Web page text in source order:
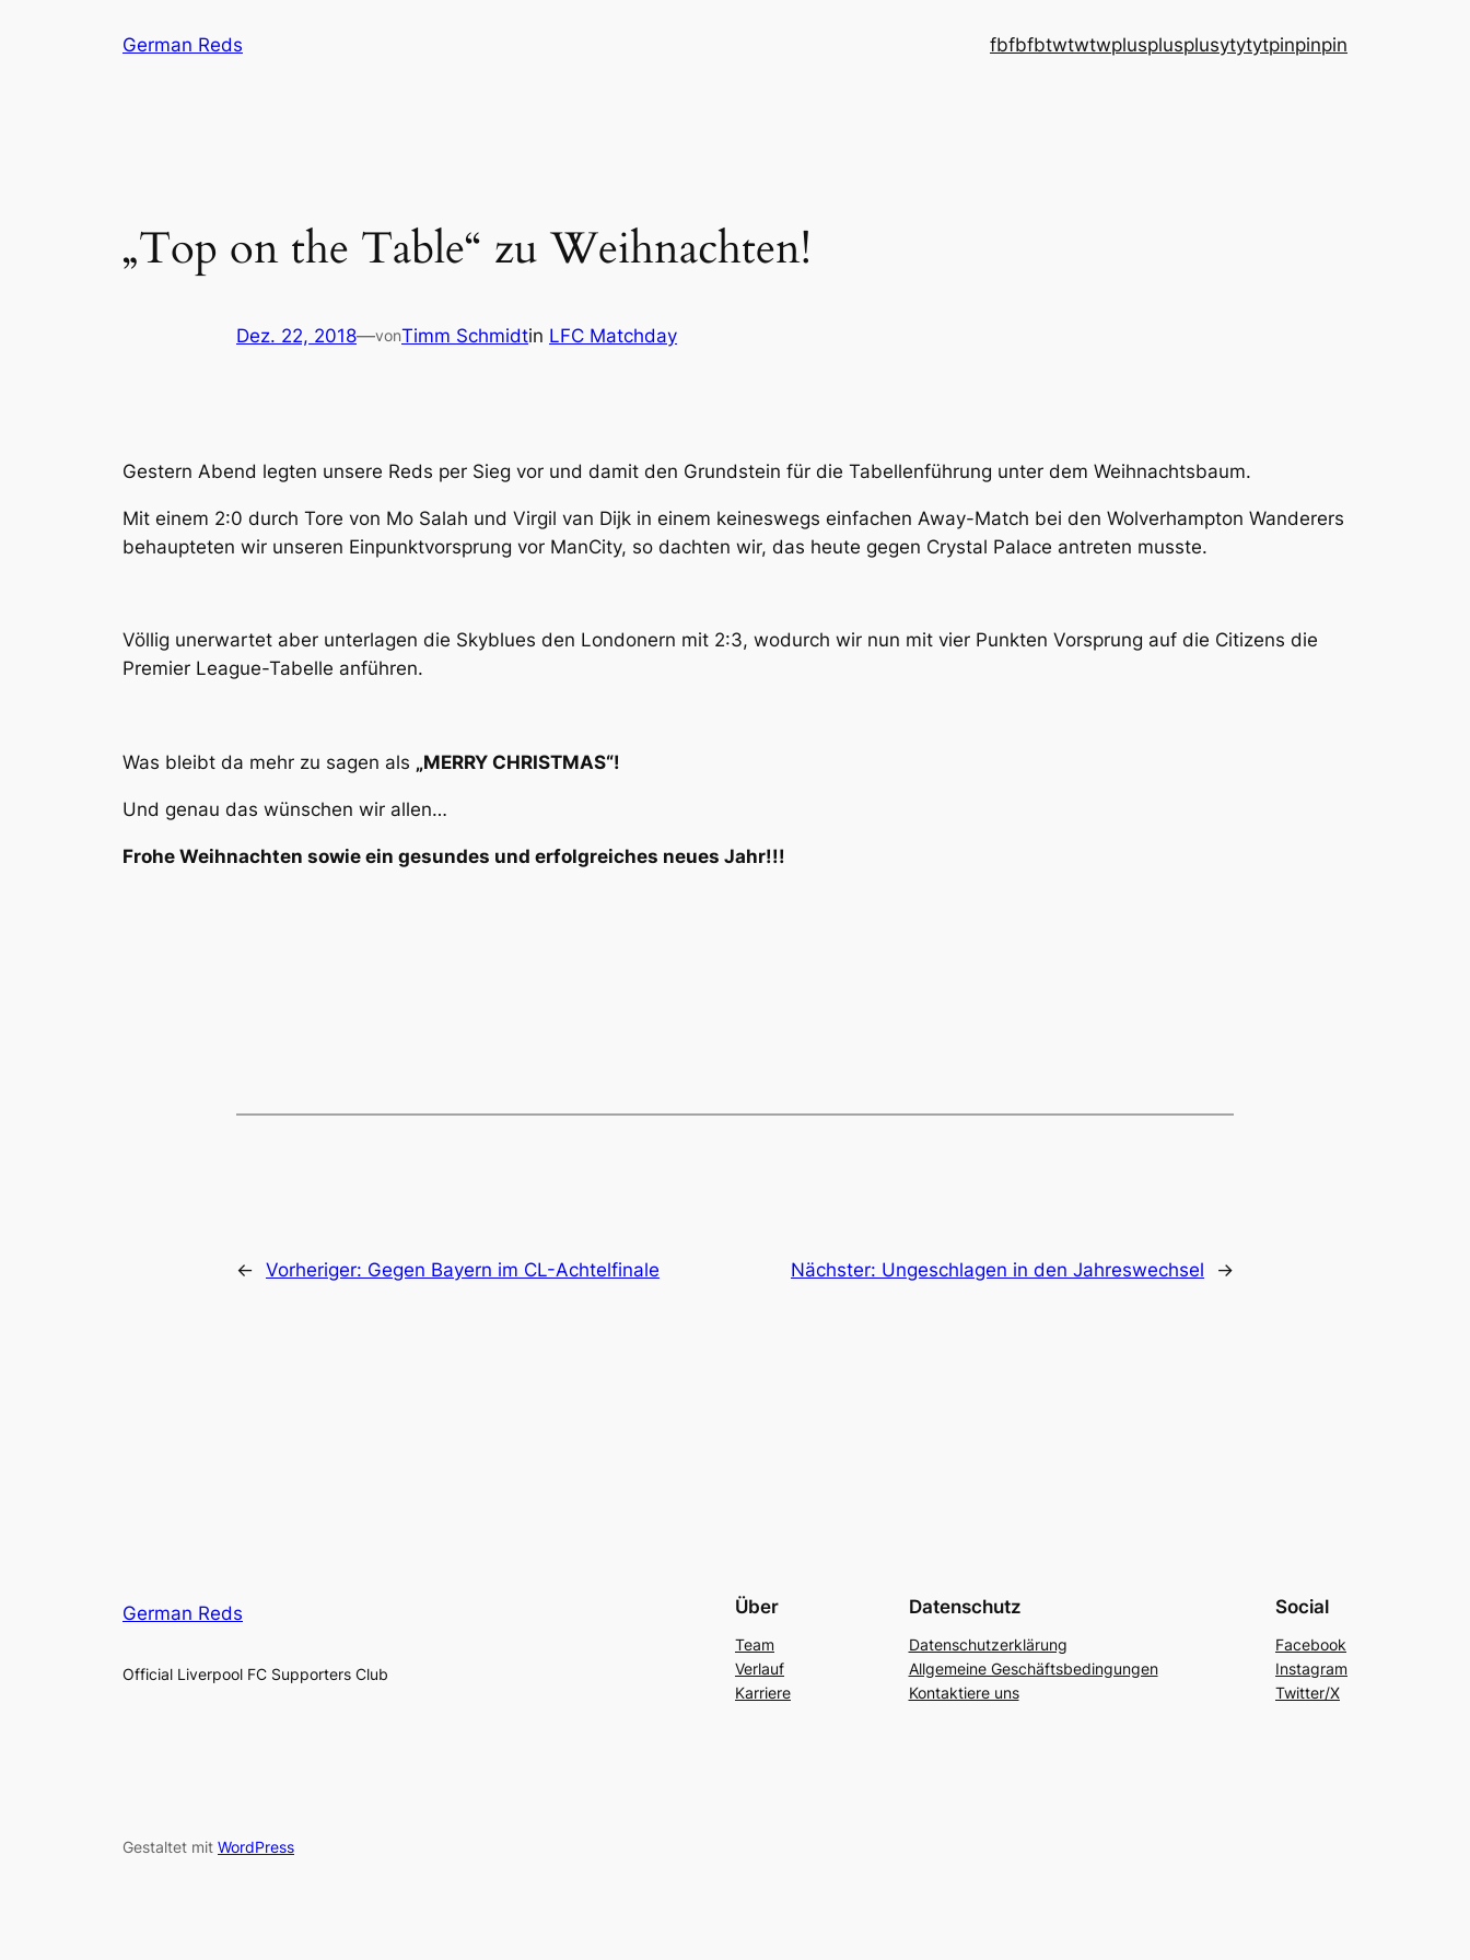
German Reds fbfbfbtwtwtwplusplusplusytytytpinpinpin
„Top on the Table“ zu Weihnachten!
Dez. 22, 2018—vonTimm Schmidtin LFC Matchday
Gestern Abend legten unsere Reds per Sieg vor und damit den Grundstein für die Tabellenführung unter dem Weihnachtsbaum.
Mit einem 2:0 durch Tore von Mo Salah und Virgil van Dijk in einem keineswegs einfachen Away-Match bei den Wolverhampton Wanderers
behaupteten wir unseren Einpunktvorsprung vor ManCity, so dachten wir, das heute gegen Crystal Palace antreten musste.
Völlig unerwartet aber unterlagen die Skyblues den Londonern mit 2:3, wodurch wir nun mit vier Punkten Vorsprung auf die Citizens die
Premier League-Tabelle anführen.
Was bleibt da mehr zu sagen als „MERRY CHRISTMAS“!
Und genau das wünschen wir allen…
Frohe Weihnachten sowie ein gesundes und erfolgreiches neues Jahr!!!
← Vorheriger: Gegen Bayern im CL-Achtelfinale Nächster: Ungeschlagen in den Jahreswechsel →
German Reds
Official Liverpool FC Supporters Club
Über
Team
Verlauf
Karriere
Datenschutz
Datenschutzerklärung
Allgemeine Geschäftsbedingungen
Kontaktiere uns
Social
Facebook
Instagram
Twitter/X
Gestaltet mit WordPress